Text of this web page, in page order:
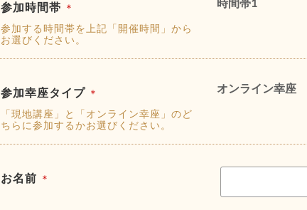
参加時間帯 ＊
参加する時間帯を上記「開催時間」から
お選びください。
参加幸座タイプ ＊
「現地講座」と「オンライン幸座」のど
ちらに参加するかお選びください。
オンライン幸座
お名前 ＊